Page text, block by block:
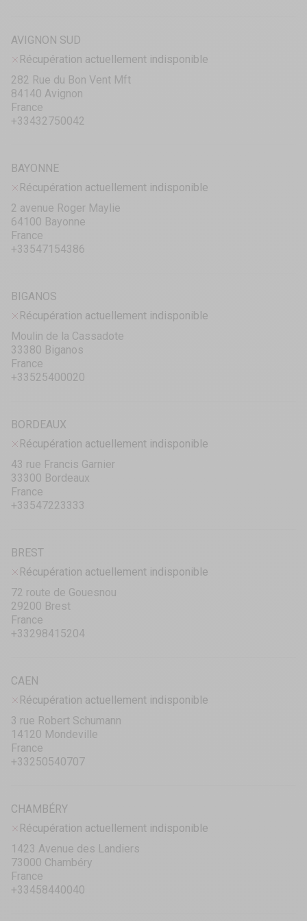
AVIGNON SUD
Récupération actuellement indisponible
282 Rue du Bon Vent Mft
84140 Avignon
France
+33432750042
BAYONNE
Récupération actuellement indisponible
2 avenue Roger Maylie
64100 Bayonne
France
+33547154386
BIGANOS
Récupération actuellement indisponible
Moulin de la Cassadote
33380 Biganos
France
+33525400020
BORDEAUX
Récupération actuellement indisponible
43 rue Francis Garnier
33300 Bordeaux
France
+33547223333
BREST
Récupération actuellement indisponible
72 route de Gouesnou
29200 Brest
France
+33298415204
CAEN
Récupération actuellement indisponible
3 rue Robert Schumann
14120 Mondeville
France
+33250540707
CHAMBÉRY
Récupération actuellement indisponible
1423 Avenue des Landiers
73000 Chambéry
France
+33458440040